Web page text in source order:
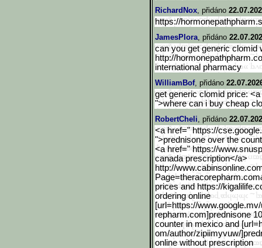
RichardNox, přidáno
https://
JamesPlora, přidáno
can you get generic clomid
http://
international pharmacy
WilliamBof, přidáno
get generic clomid price:
">where can i buy cheap
RobertCheli, přidáno
<a href=" https://
">prednisone over the
<a href=" https://
canada prescription</a>
http://www.cabinsonline.c
prices and https://
ordering online
[url=https://www.google.mv/
repharm.com]prednisone
counter in mexico and
om/author/zipiimyvuw/
online without prescription